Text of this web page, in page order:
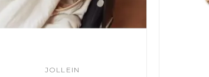
JOLLEIN